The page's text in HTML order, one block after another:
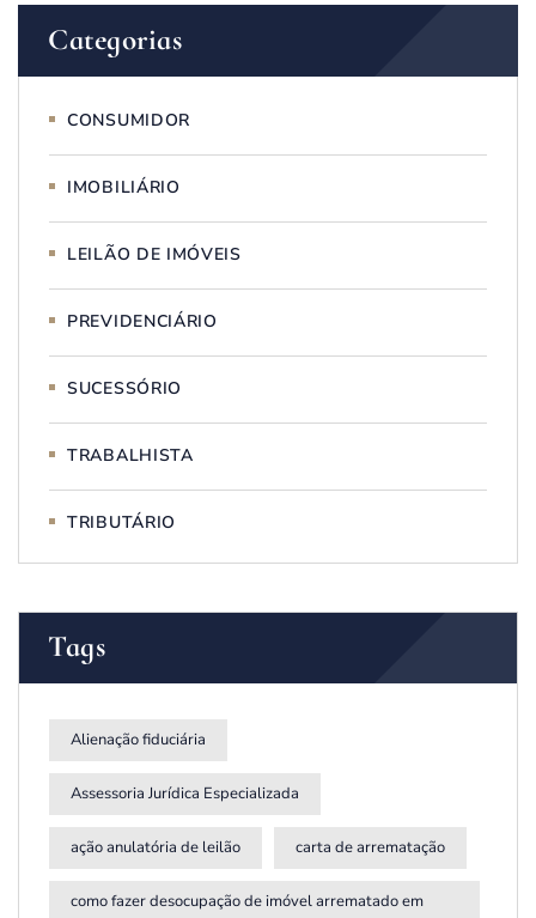
Categorias
CONSUMIDOR
IMOBILIÁRIO
LEILÃO DE IMÓVEIS
PREVIDENCIÁRIO
SUCESSÓRIO
TRABALHISTA
TRIBUTÁRIO
Tags
Alienação fiduciária
Assessoria Jurídica Especializada
ação anulatória de leilão carta de arrematação
como fazer desocupação de imóvel arrematado em